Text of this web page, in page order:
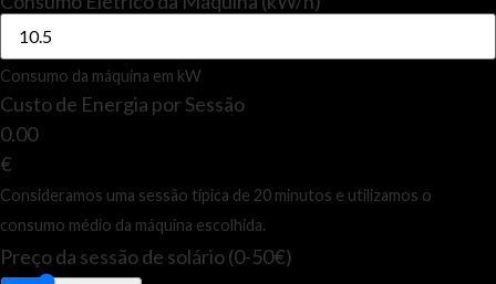
Consumo da máquina em kW
Custo de Energia por Sessão
0.00
€
Consideramos uma sessão típica de 20 minutos e utilizamos o
consumo médio da máquina escolhida.
Preço da sessão de solário (0-50€)